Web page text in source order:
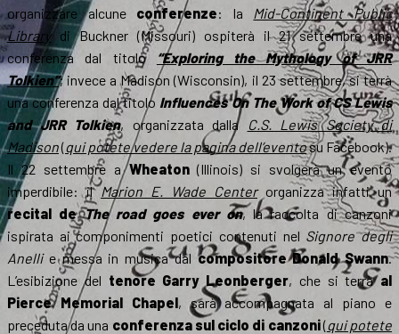
organizzare alcune conferenze: la Mid-Continent Public
Librarydi Buckner (Missouri) ospiterà il 21 settembre una
conferenza dal titolo “Exploring the Mythology of JRR
Tolkien”; invece a Madison (Wisconsin), il 23 settembre, si terrà
una conferenza dal titolo Influences On The Work of CS Lewis
and JRR Tolkien, organizzata dalla C.S. Lewis Society di
Madison(qui potete vedere la pagina dell’eventosu Facebook).
Il 22 settembre aWheaton(Illinois) si svolgerà un evento
imperdibile: ilMarion E. Wade Centerorganizza infatti un
recital deThe road goes ever on, la raccolta di canzoni
ispirata ai componimenti poetici contenuti nel Signore degli
Anellie messa in musica dalcompositore Donald Swann.
L’esibizione del tenore Garry Leonberger, che si terràal
Pierce Memorial Chapel, sarà accompagnata al piano e
preceduta da una conferenza sul ciclo di canzoni(qui potete